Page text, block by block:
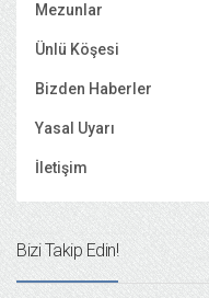
Mezunlar
Ünlü Köşesi
Bizden Haberler
Yasal Uyarı
İletişim
Bizi Takip Edin!